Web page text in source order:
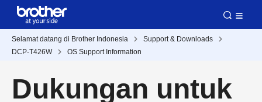
Selamat datang di Brother Indonesia
Support & Downloads
DCP-T426W
OS Support Information
Dukungan untuk